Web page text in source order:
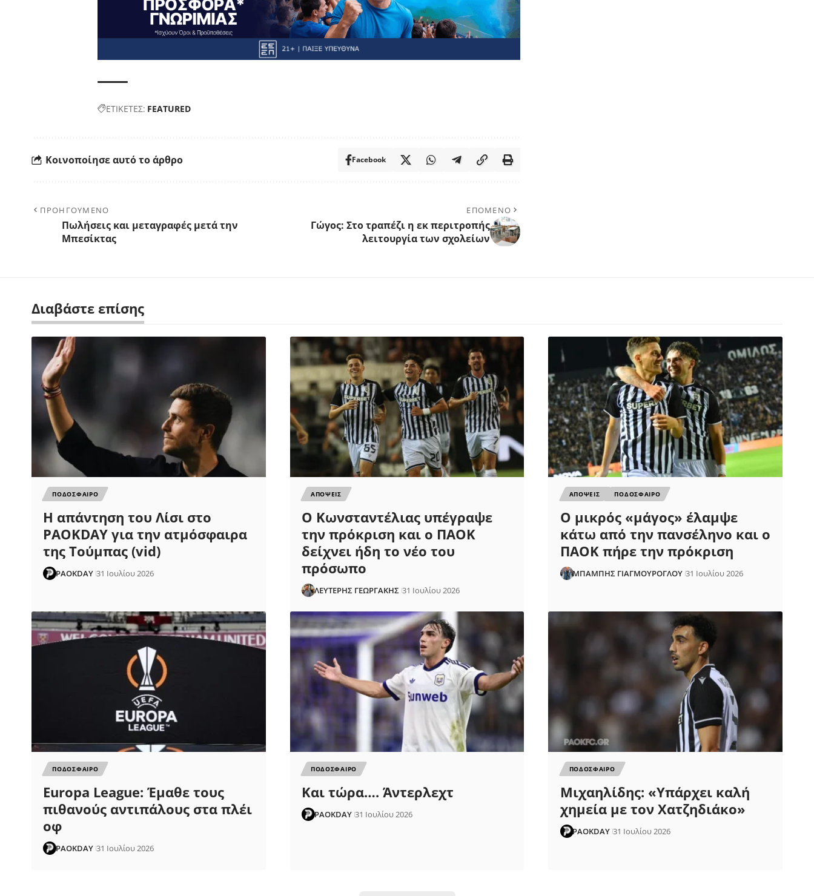
ΕΤΙΚΕΤΕΣ: FEATURED
Κοινοποίησε αυτό το άρθρο Facebook
ΠΡΟΗΓΟΥΜΕΝΟ
Πωλήσεις και μεταγραφές μετά την
Μπεσίκτας
ΕΠΟΜΕΝΟ
Γώγος: Στο τραπέζι η εκ περιτροπής
λειτουργία των σχολείων
Διαβάστε επίσης
ΠΟΔΟΣΦΑΙΡΟ
Η απάντηση του Λίσι στο
PAOKDAY για την ατμόσφαιρα
της Τούμπας (vid)
PAOKDAY 31 Ιουλίου 2026
ΑΠΟΨΕΙΣ
Ο Κωνσταντέλιας υπέγραψε
την πρόκριση και ο ΠΑΟΚ
δείχνει ήδη το νέο του
πρόσωπο
ΛΕΥΤΕΡΗΣ ΓΕΩΡΓΑΚΗΣ 31 Ιουλίου 2026
ΑΠΟΨΕΙΣ ΠΟΔΟΣΦΑΙΡΟ
Ο μικρός «μάγος» έλαμψε
κάτω από την πανσέληνο και ο
ΠΑΟΚ πήρε την πρόκριση
ΜΠΑΜΠΗΣ ΓΙΑΓΜΟΥΡΟΓΛΟΥ 31 Ιουλίου 2026
ΠΟΔΟΣΦΑΙΡΟ
Europa League: Έμαθε τους
πιθανούς αντιπάλους στα πλέι
οφ
PAOKDAY 31 Ιουλίου 2026
ΠΟΔΟΣΦΑΙΡΟ
Και τώρα…. Άντερλεχτ
PAOKDAY 31 Ιουλίου 2026
ΠΟΔΟΣΦΑΙΡΟ
Μιχαηλίδης: «Υπάρχει καλή
χημεία με τον Χατζηδιάκο»
PAOKDAY 31 Ιουλίου 2026